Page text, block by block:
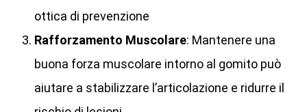
ottica di prevenzione
Rafforzamento Muscolare: Mantenere una
buona forza muscolare intorno al gomito può
aiutare a stabilizzare l’articolazione e ridurre il